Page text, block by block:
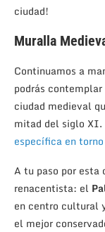
ciudad!
Muralla
Continuamos a
podrás
ciudad medieval
mitad del siglo XI.
específica en
A tu paso por
renacentista: el
en centro cultural
el mejor